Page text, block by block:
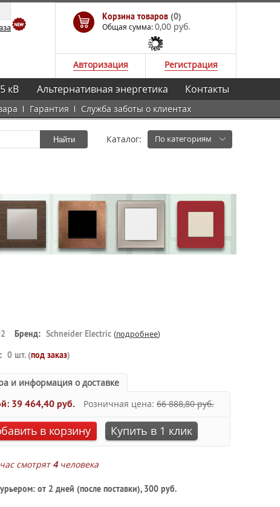
Корзина товаров (0)
Общая сумма:0,00 руб.
Авторизация Регистрация
Гарантия Служба заботы о клиентах
кВ Альтернативная энергетика Контакты
Найти Каталог: По категориям
Бренд: Schneider Electric (подробнее)
0 шт. (под заказ)
и информация о доставке
39 464,40 руб. Розничная цена: 66 888,80 руб.
в корзину Купить в 1 клик
смотрят 4человека
от 2 дней (после поставки), 300 руб.